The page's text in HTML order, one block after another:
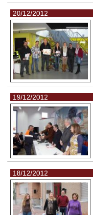
20/12/2012
19/12/2012
18/12/2012